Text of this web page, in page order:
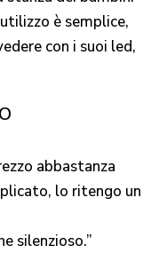
è semplice,
con i suoi led,
abbastanza
lo ritengo un
silenzioso.”